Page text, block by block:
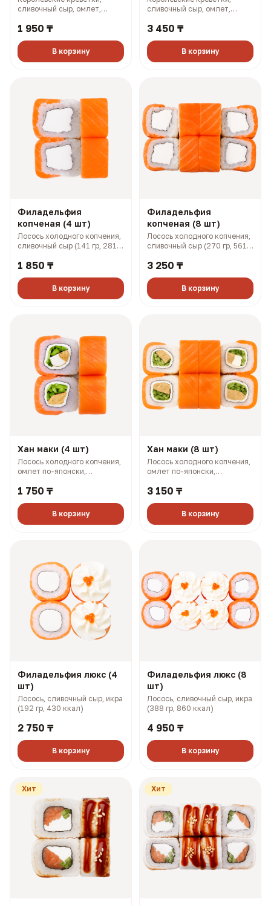
сливочный сыр, омлет,
251 ккал)
1 950 ₸
В корзину
сливочный сыр, омлет,
501 ккал)
3 450 ₸
В корзину
Филадельфия
копченая (4 шт)
Лосось холодного копчения,
сливочный сыр (141 гр, 281
1 850 ₸
В корзину
Филадельфия
копченая (8 шт)
Лосось холодного копчения,
сливочный сыр (270 гр, 561
3 250 ₸
В корзину
Хан маки (4 шт)
Лосось холодного копчения,
омлет по-японски,
гр, 234 ккал)
1 750 ₸
В корзину
Хан маки (8 шт)
Лосось холодного копчения,
омлет по-японски,
гр, 468 ккал)
3 150 ₸
В корзину
Филадельфия люкс (4
шт)
Лосось, сливочный сыр, икра
(192 гр, 430 ккал)
2 750 ₸
В корзину
Филадельфия люкс (8
шт)
Лосось, сливочный сыр, икра
(388 гр, 860 ккал)
4 950 ₸
В корзину
Хит Хит